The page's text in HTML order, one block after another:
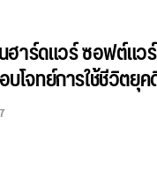
าร์ดแวร์ ซอฟต์แว
โจทย์การใช้ชีวิตยุ